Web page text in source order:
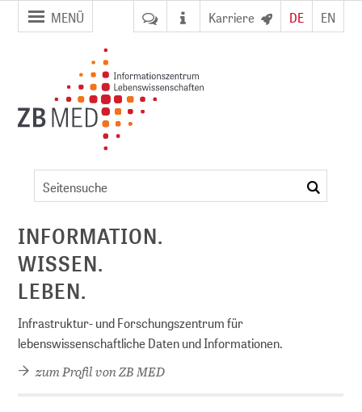
Zur
Seitennavigation
Zum
Inhalt
MENÜ Karriere DE EN
suchen
INFORMATION.
WISSEN.
LEBEN.
Infrastruktur- und Forschungszentrum für
lebenswissenschaftliche Daten und Informationen.
zum Profil von ZB MED